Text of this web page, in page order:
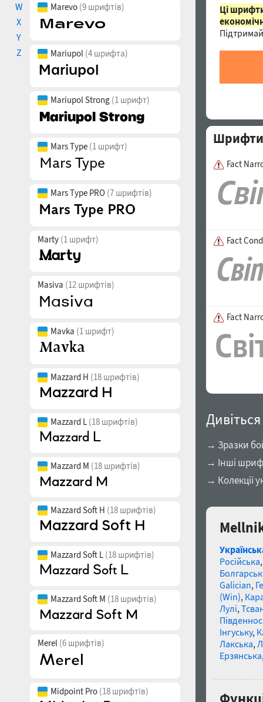
W
X
Y
Z
Marevo (9 шрифтів)
Mariupol (4 шрифта)
Mariupol Strong (1 шрифт)
Mars Type (1 шрифт)
Mars Type PRO (7 шрифтів)
Marty (1 шрифт)
Masiva (12 шрифтів)
Mavka (1 шрифт)
Mazzard H (18 шрифтів)
Mazzard L (18 шрифтів)
Mazzard M (18 шрифтів)
Mazzard Soft H (18 шрифтів)
Mazzard Soft L (18 шрифтів)
Mazzard Soft M (18 шрифтів)
Merel (6 шрифтів)
Midpoint Pro (18 шрифтів)
Ці
Шрифти
Fact
Fact
Fact
→ Зразки
→ Інші
→ Колекції
Російська
Galician,
(Win),
Лулі,
Інгуську,
Лакська,
Ерзянська